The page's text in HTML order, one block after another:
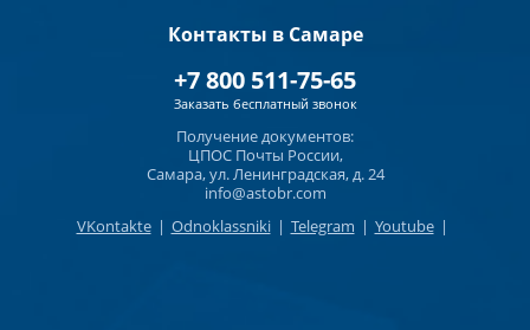
Контакты в Самаре
+7 800 511-75-65
Заказать бесплатный звонок
Получение документов:
ЦПОС Почты России,
Самара, ул. Ленинградская, д. 24
info@astobr.com
VKontakte | Odnoklassniki | Telegram | Youtube |